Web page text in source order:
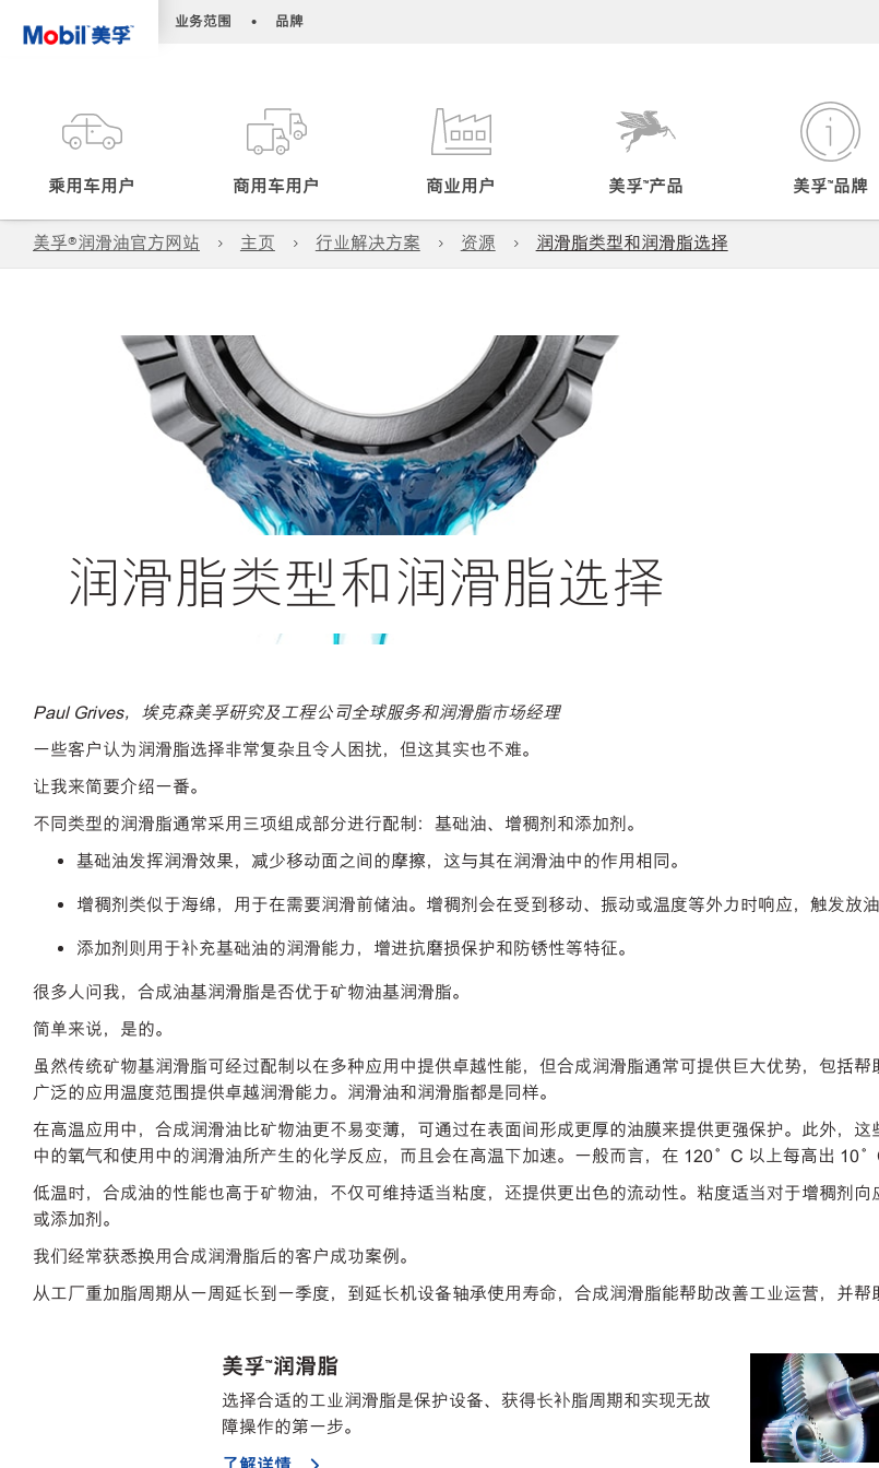
业务范围 • 品牌
乘用车用户 商用车用户 商业用户 美孚™产品 美孚™品牌
美孚®润滑油官方网站 主页 行业解决方案 资源 润滑脂类型和润滑脂选择
润滑脂类型和润滑脂选择
Paul Grives，埃克森美孚研究及工程公司全球服务和润滑脂市场经理
一些客户认为润滑脂选择非常复杂且令人困扰，但这其实也不难。
让我来简要介绍一番。
不同类型的润滑脂通常采用三项组成部分进行配制：基础油、增稠剂和添加剂。
基础油发挥润滑效果，减少移动面之间的摩擦，这与其在润滑油中的作用相同。
增稠剂类似于海绵，用于在需要润滑前储油。增稠剂会在受到移动、振动或温度等外力时响应，触发放油
添加剂则用于补充基础油的润滑能力，增进抗磨损保护和防锈性等特征。
很多人问我，合成油基润滑脂是否优于矿物油基润滑脂。
简单来说，是的。
虽然传统矿物基润滑脂可经过配制以在多种应用中提供卓越性能，但合成润滑脂通常可提供巨大优势，包括
广泛的应用温度范围提供卓越润滑能力。润滑油和润滑脂都是同样。
在高温应用中，合成润滑油比矿物油更不易变薄，可通过在表面间形成更厚的油膜来提供更强保护。此外，
中的氧气和使用中的润滑油所产生的化学反应，而且会在高温下加速。一般而言，在 120°C 以上每高出
低温时，合成油的性能也高于矿物油，不仅可维持适当粘度，还提供更出色的流动性。粘度适当对于增稠剂
或添加剂。
我们经常获悉换用合成润滑脂后的客户成功案例。
从工厂重加脂周期从一周延长到一季度，到延长机设备轴承使用寿命，合成润滑脂能帮助改善工业运营，并帮
美孚™润滑脂
选择合适的工业润滑脂是保护设备、获得长补脂周期和实现无故
障操作的第一步。